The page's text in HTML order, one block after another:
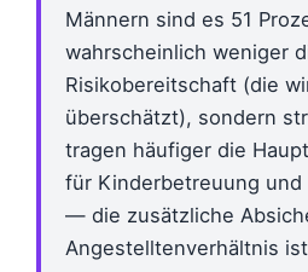
Männern sind es 51
wahrscheinlich weniger
Risikobereitschaft (die
überschätzt), sondern
tragen häufiger die
für Kinderbetreuung und
— die zusätzliche
Angestelltenverhältnis